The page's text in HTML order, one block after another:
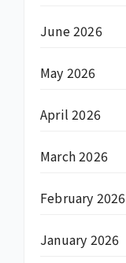
June 2026
May 2026
April 2026
March 2026
February 2026
January 2026